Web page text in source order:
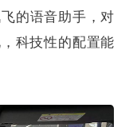
的语音助手，对
科技性的配置能